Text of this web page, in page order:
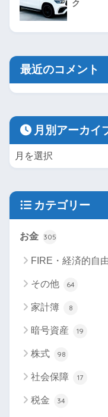
ク
最近のコメント
月別アーカイ
カテゴリー
お金 305
FIRE・経済的自
その他 64
家計簿 8
暗号資産 19
株式 98
社会保障 17
税金 34